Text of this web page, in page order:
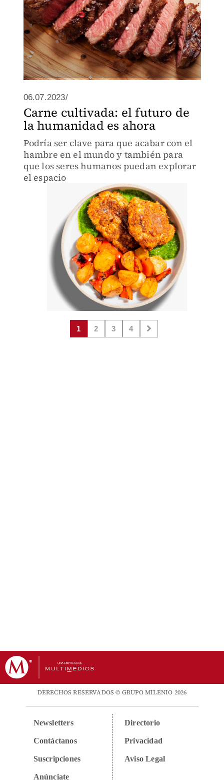
06.07.2023/
Carne cultivada: el futuro de
la humanidad es ahora
Podría ser clave para que acabar con el
hambre en el mundo y también para
que los seres humanos puedan explorar
el espacio
1 2 3 4
DERECHOS RESERVADOS © GRUPO MILENIO 2026
Newsletters
Contáctanos
Suscripciones
Anúnciate
Directorio
Privacidad
Aviso Legal